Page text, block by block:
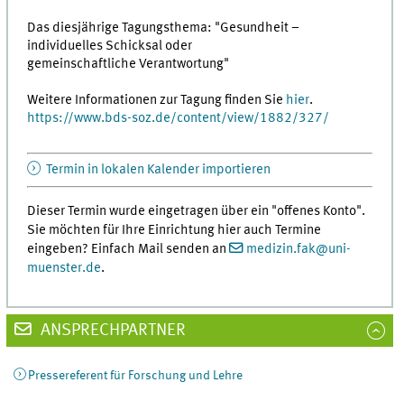
Das diesjährige Tagungsthema: "Gesundheit –
individuelles Schicksal oder
gemeinschaftliche Verantwortung"
Weitere Informationen zur Tagung finden Sie hier.
https://www.bds-soz.de/content/view/1882/327/
Termin in lokalen Kalender importieren
Dieser Termin wurde eingetragen über ein "offenes Konto".
Sie möchten für Ihre Einrichtung hier auch Termine
eingeben? Einfach Mail senden an
medizin.fak@uni-
muenster.de.
ANSPRECHPARTNER
Pressereferent für Forschung und Lehre